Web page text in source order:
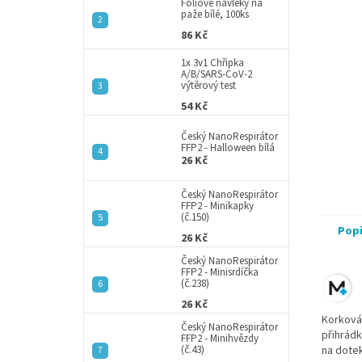
paže bílé, 100ks
86 Kč
1x 3v1 Chřipka
A/B/SARS-CoV-2
výtěrový test
54 Kč
Český NanoRespirátor
FFP2 - Halloween bílá
26 Kč
Český NanoRespirátor
FFP2 - Minikapky
(č.150)
26 Kč
Český NanoRespirátor
FFP2 - Minisrdíčka
(č.238)
26 Kč
Český NanoRespirátor
FFP2 - Minihvězdy
(č.43)
na